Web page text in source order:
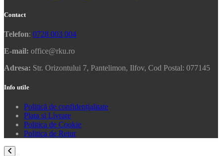
Contact
Telefon: 0728 003 004
E-mail: office@rku.ro
Adresa: Str. Orizontului 7, Pantelimon, Ilfov, Cod Postal: 077145
Info utile
Politică de confidențialitate
Plata si Livrare
Politica de Cookie
Politica de Retur